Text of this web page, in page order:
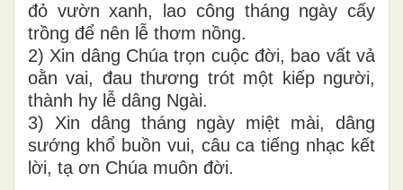
đỏ vườn xanh, lao công tháng ngày cấy
trồng để nên lễ thơm nồng.
2) Xin dâng Chúa trọn cuộc đời, bao vất vả
oằn vai, đau thương trót một kiếp người,
thành hy lễ dâng Ngài.
3) Xin dâng tháng ngày miệt mài, dâng
sướng khổ buồn vui, câu ca tiếng nhạc kết
lời, tạ ơn Chúa muôn đời.